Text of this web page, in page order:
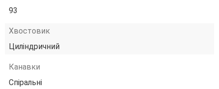
93
Хвостовик
Циліндричний
Канавки
Спіральні